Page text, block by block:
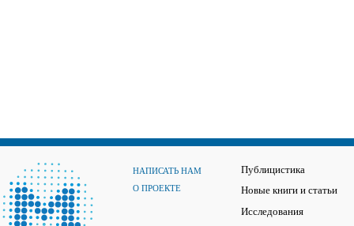
НАПИСАТЬ НАМ
О ПРОЕКТЕ
Публицистика
Новые книги и статьи
Исследования